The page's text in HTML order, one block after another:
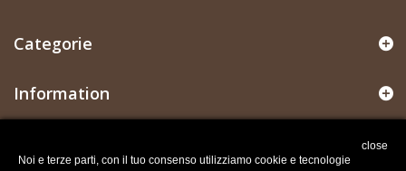
Categorie
Information
close
Noi e terze parti, con il tuo consenso utilizziamo cookie e tecnologie